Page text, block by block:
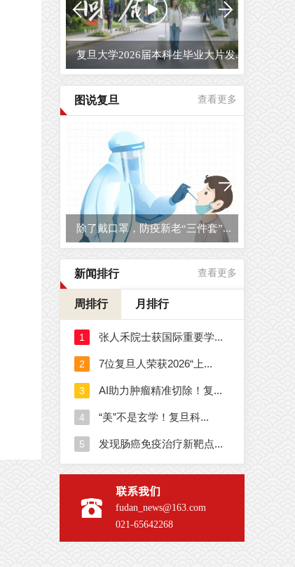
复旦大学2026届本科生毕业大片发...
图说复旦 查看更多
除了戴口罩，防疫新老“三件套”...
新闻排行 查看更多
周排行 月排行
联系我们
fudan_news@163.com
021-65642268